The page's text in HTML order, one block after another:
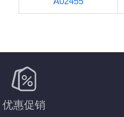
优惠促销